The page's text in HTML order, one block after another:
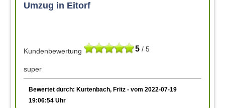
Umzug in Eitorf
5 / 5
Kundenbewertung
super
Bewertet durch: Kurtenbach, Fritz - vom 2022-07-19
19:06:54 Uhr